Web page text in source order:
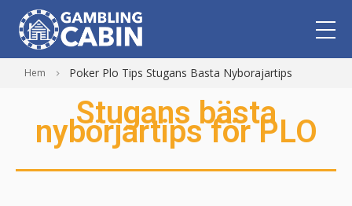
Hem Poker Plo Tips Stugans Basta Nyborajartips
Stugans bästa
nybörjartips för PLO